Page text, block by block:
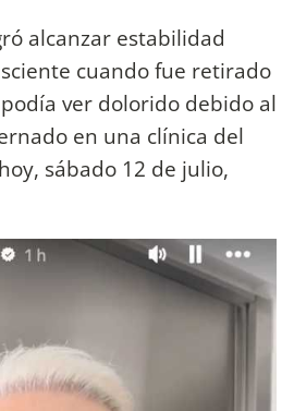
alcanzar estabilidad
cuando fue retirado
ver dolorido debido al
en una clínica del
sábado 12 de julio,